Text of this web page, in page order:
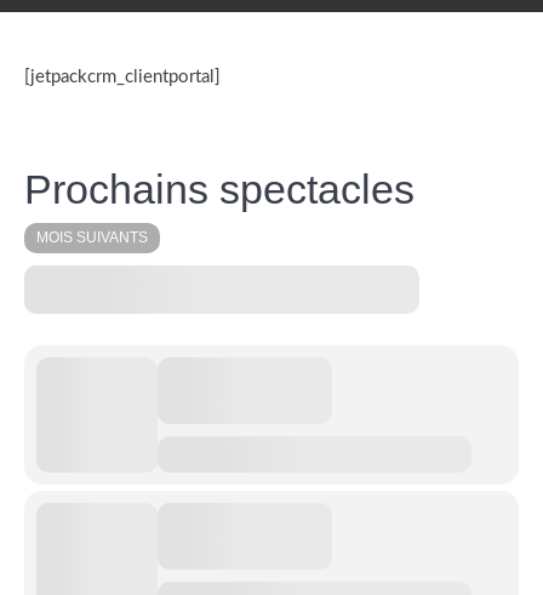
[jetpackcrm_clientportal]
Prochains spectacles
MOIS SUIVANTS